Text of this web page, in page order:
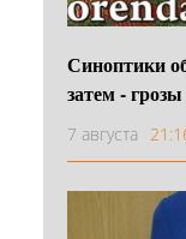
Синоптики
затем -
7 августа